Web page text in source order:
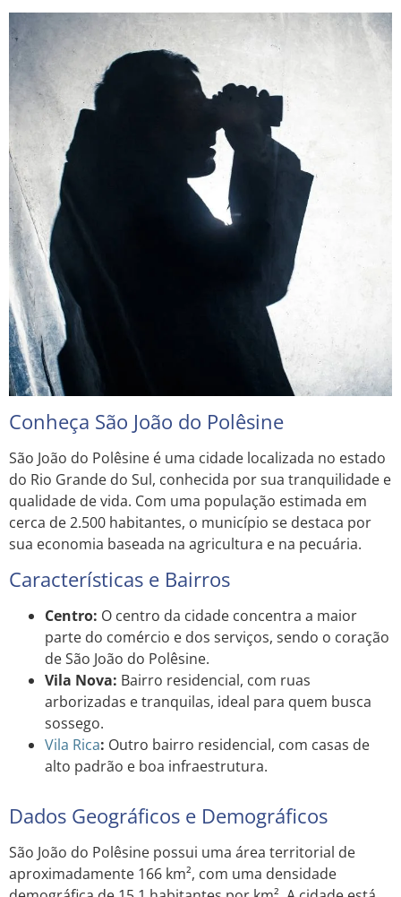
Conheça São João do Polêsine
São João do Polêsine é uma cidade localizada no estado
do Rio Grande do Sul, conhecida por sua tranquilidade e
qualidade de vida. Com uma população estimada em
cerca de 2.500 habitantes, o município se destaca por
sua economia baseada na agricultura e na pecuária.
Características e Bairros
Centro: O centro da cidade concentra a maior
parte do comércio e dos serviços, sendo o coração
de São João do Polêsine.
Vila Nova: Bairro residencial, com ruas
arborizadas e tranquilas, ideal para quem busca
sossego.
Vila Rica: Outro bairro residencial, com casas de
alto padrão e boa infraestrutura.
Dados Geográficos e Demográficos
São João do Polêsine possui uma área territorial de
aproximadamente 166 km², com uma densidade